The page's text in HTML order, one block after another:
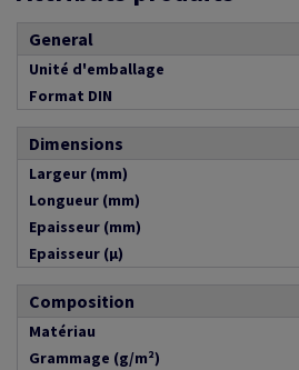
General
Unité d'emballage
Format DIN
Dimensions
Largeur (mm)
Longueur (mm)
Epaisseur (mm)
Epaisseur (µ)
Composition
Matériau
Grammage (g/m²)